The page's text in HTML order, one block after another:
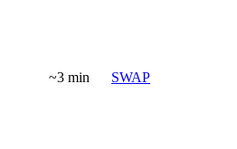
~3 min SWAP